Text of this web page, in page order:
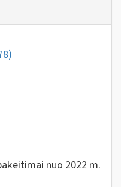
nuo 2022 m.